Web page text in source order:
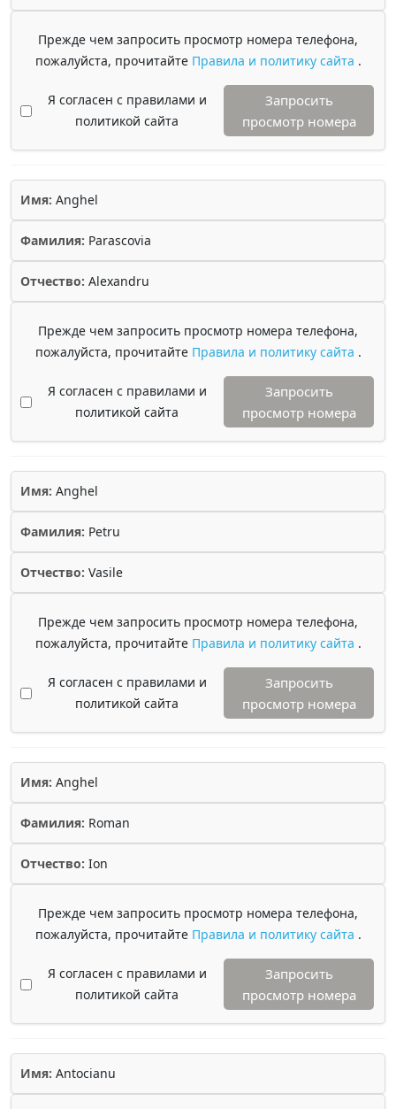
Прежде чем запросить просмотр номера телефона,
пожалуйста, прочитайте Правила и политику сайта .
Я согласен с правилами и
политикой сайта
Запросить
просмотр номера
Имя: Anghel
Фамилия: Parascovia
Отчество: Alexandru
Прежде чем запросить просмотр номера телефона,
пожалуйста, прочитайте Правила и политику сайта .
Я согласен с правилами и
политикой сайта
Запросить
просмотр номера
Имя: Anghel
Фамилия: Petru
Отчество: Vasile
Прежде чем запросить просмотр номера телефона,
пожалуйста, прочитайте Правила и политику сайта .
Я согласен с правилами и
политикой сайта
Запросить
просмотр номера
Имя: Anghel
Фамилия: Roman
Отчество: Ion
Прежде чем запросить просмотр номера телефона,
пожалуйста, прочитайте Правила и политику сайта .
Я согласен с правилами и
политикой сайта
Запросить
просмотр номера
Имя: Antocianu